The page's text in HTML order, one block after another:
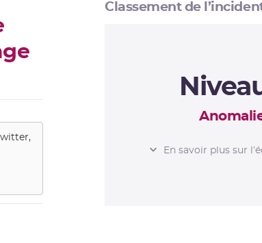
Classement de
L’ÉCHELLE INES
En savoir plus sur